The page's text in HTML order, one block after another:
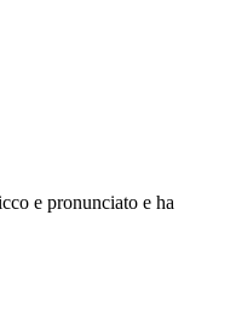
e pronunciato e ha